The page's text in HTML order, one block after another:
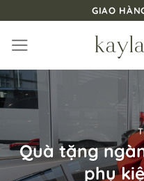
nội
dung
GIAO
Quà tặng
phụ